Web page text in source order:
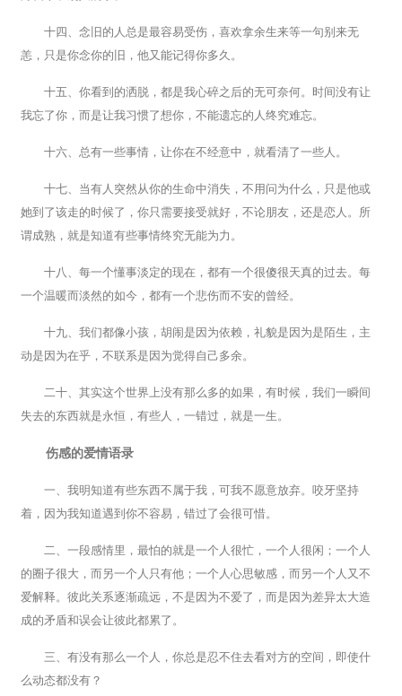
十四、念旧的人总是最容易受伤，喜欢拿余生来等一句别来无
恙，只是你念你的旧，他又能记得你多久。
十五、你看到的洒脱，都是我心碎之后的无可奈何。时间没有让
我忘了你，而是让我习惯了想你，不能遗忘的人终究难忘。
十六、总有一些事情，让你在不经意中，就看清了一些人。
十七、当有人突然从你的生命中消失，不用问为什么，只是他或
她到了该走的时候了，你只需要接受就好，不论朋友，还是恋人。所
谓成熟，就是知道有些事情终究无能为力。
十八、每一个懂事淡定的现在，都有一个很傻很天真的过去。每
一个温暖而淡然的如今，都有一个悲伤而不安的曾经。
十九、我们都像小孩，胡闹是因为依赖，礼貌是因为是陌生，主
动是因为在乎，不联系是因为觉得自己多余。
二十、其实这个世界上没有那么多的如果，有时候，我们一瞬间
失去的东西就是永恒，有些人，一错过，就是一生。
伤感的爱情语录
一、我明知道有些东西不属于我，可我不愿意放弃。咬牙坚持
着，因为我知道遇到你不容易，错过了会很可惜。
二、一段感情里，最怕的就是一个人很忙，一个人很闲；一个人
的圈子很大，而另一个人只有他；一个人心思敏感，而另一个人又不
爱解释。彼此关系逐渐疏远，不是因为不爱了，而是因为差异太大造
成的矛盾和误会让彼此都累了。
三、有没有那么一个人，你总是忍不住去看对方的空间，即使什
么动态都没有？